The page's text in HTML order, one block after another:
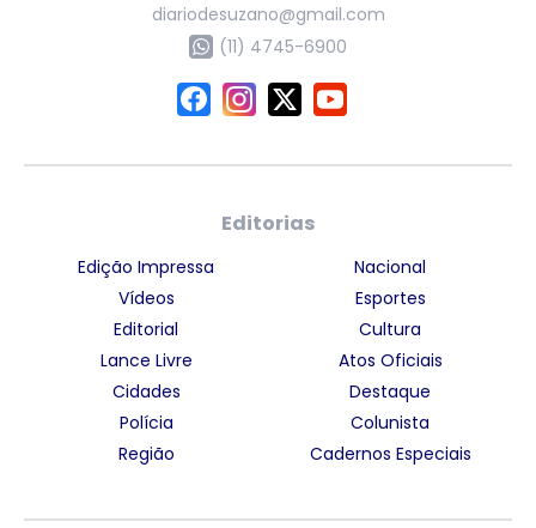
diariodesuzano@gmail.com
(11) 4745-6900
Editorias
Edição Impressa
Vídeos
Editorial
Lance Livre
Cidades
Polícia
Região
Nacional
Esportes
Cultura
Atos Oficiais
Destaque
Colunista
Cadernos Especiais